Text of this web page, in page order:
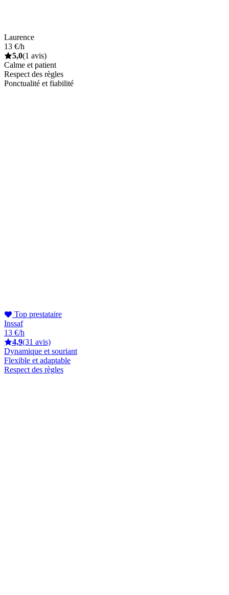
Laurence
13 €/h
5,0(1 avis)
Calme et patient
Respect des règles
Ponctualité et fiabilité
Top prestataire
Inssaf
13 €/h
4,9(31 avis)
Dynamique et souriant
Flexible et adaptable
Respect des règles